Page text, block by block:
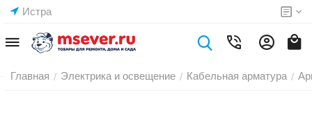
Истра
Главная / Электрика и освещение / Кабельная арматура /